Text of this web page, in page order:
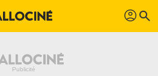
profil search